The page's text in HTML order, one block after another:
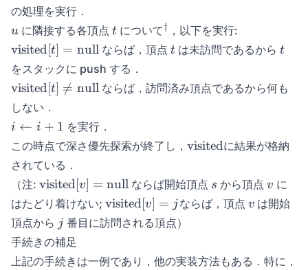
\neq \null
の処理を実行．
u
u に隣接する各頂点 t
t について^{\dagger}
† ，以下を実行:
\visited{t}
= \null
visited[t] = nullならば，頂点 t
tは未訪問であるから t
t
をスタックに push する．
\visited{t}
\neq \null
visited[t] 
= nullならば，訪問済み頂点であるから何も
しない．
i
\leftarrow
i + 1
i ← i + 1 を実行．
この時点で深さ優先探索が終了し， \svisited
visitedに結果が格納
されている．
（注: \visited{v}
= \null
visited[v] = null ならば開始頂点 s
s から頂点v
v に
はたどり着けない; \visited{v}
= j
visited[v] = jならば，頂点 v
v は開始
頂点から jj 番目に訪問される頂点）
手続きの補足
上記の手続きは一例であり，他の実装方法もある．特に，